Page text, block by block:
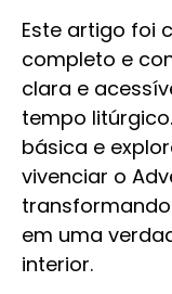
Este artigo foi
completo e
clara e
tempo
básica e
vivenciar o
em uma
interior.